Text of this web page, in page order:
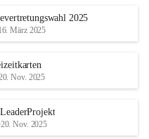
2025
März 2025
Nov. 2025
20. Nov. 2025